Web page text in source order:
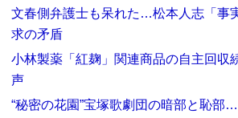
文春側弁護士も呆れた…松本人志「事
求の矛盾
小林製薬「紅麹」関連商品の自主回収
声
“秘密の花園”宝塚歌劇団の暗部と恥